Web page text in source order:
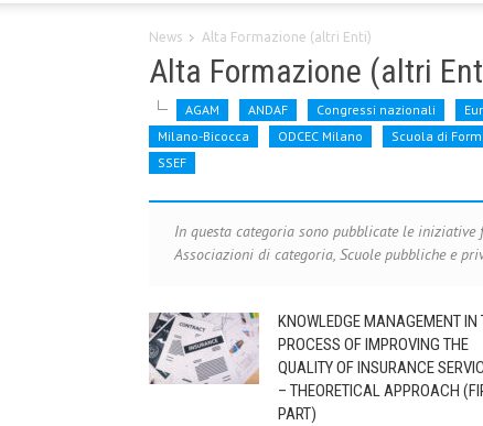
News Alta Formazione (altri Enti)
Alta Formazione (altri
AGAM ANDAF Congressi nazionali
Milano-Bicocca
ODCEC Milano Scuola di
SSEF
In questa categoria sono pubblicate le
Associazioni di categoria, Scuole pubbliche e
KNOWLEDGE MANAGEMENT IN
PROCESS OF IMPROVING THE
QUALITY OF INSURANCE
– THEORETICAL APPROACH
PART)